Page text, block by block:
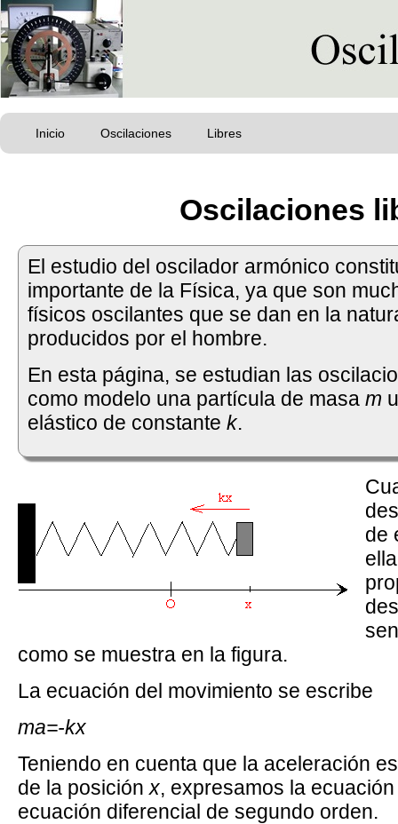
Inicio Oscilaciones Libres
Oscilaciones
El estudio del oscilador armónico
importante de la Física, ya que son
físicos oscilantes que se dan en la
producidos por el hombre.
En esta página, se estudian las
como modelo una partícula de masa m
elástico de constante k.
de
como se muestra en la figura.
La ecuación del movimiento se escribe
ma=-kx
Teniendo en cuenta que la aceleración
de la posición x, expresamos la
ecuación diferencial de segundo orden.